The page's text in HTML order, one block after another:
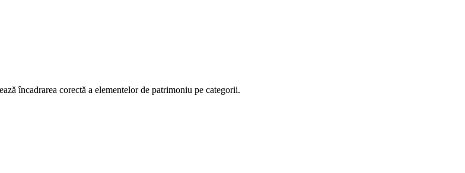
încadrarea corectă a elementelor de patrimoniu pe categorii.